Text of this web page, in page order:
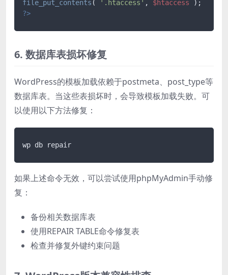
file_put_contents ( '.htaccess' , $htaccess
?>
6. 数据库表损坏修复
WordPress的模板加载依赖于postmeta、post_type等
数据库表。当这些表损坏时，会导致模板加载失败。可
以使用以下方法修复：
如果上述命令无效，可以尝试使用phpMyAdmin手动修
复：
备份相关数据库表
使用REPAIR TABLE命令修复表
检查并修复外键约束问题